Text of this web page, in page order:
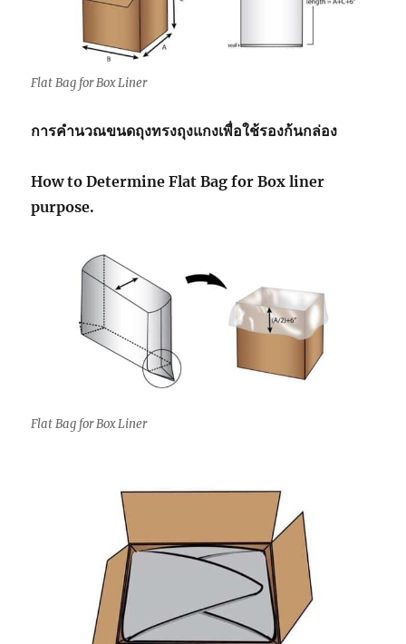
Flat Bag for Box Liner
การคำนวณขนดถุงทรงถุงแกงเพื่อใช้รองก้นกล่อง
How to Determine Flat Bag for Box liner
purpose.
Flat Bag for Box Liner